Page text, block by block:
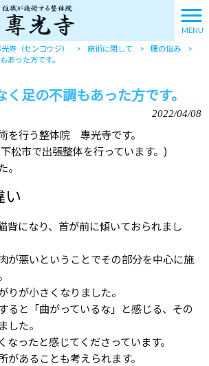
MENU
寺（センコウジ） > 施術に関して > 腰の悩み
>
あった方です。
足の不調もあった方です。
2022/04/08
を行う整体院 專光寺です。
松市で出張整体を行っています。)
。
い
背になり、首が前に傾いておられまし
が悪いということでその部分を中心に施
りが小さくなりました。
ると「曲がっているな」と感じる、その
した。
なったと感じてくださっています。
があることも考えられます。